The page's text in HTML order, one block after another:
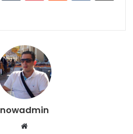
nowadmin
Website